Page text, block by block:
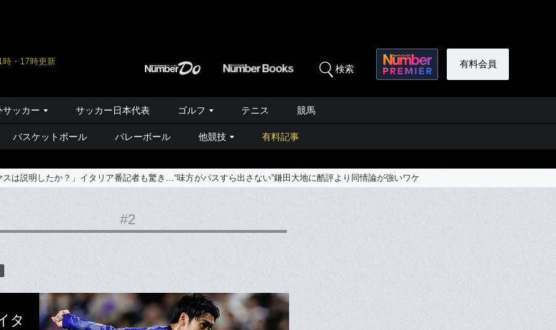
時・17時更新
検索 有料会員
サッカー サッカー日本代表 ゴルフ テニス 競馬
バスケットボール バレーボール 他競技 有料記事
スは説明したか？」イタリア番記者も驚き…“味方がパスすら出さない”鎌田大地に酷評より同情論が強いワケ
#2
タ